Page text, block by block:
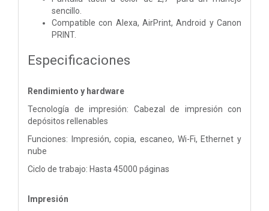
sencillo.
Compatible con Alexa, AirPrint, Android y Canon
PRINT.
Especificaciones
Rendimiento y hardware
Tecnología de impresión: Cabezal de impresión con
depósitos rellenables
Funciones: Impresión, copia, escaneo, Wi-Fi, Ethernet y
nube
Ciclo de trabajo: Hasta 45000 páginas
Impresión